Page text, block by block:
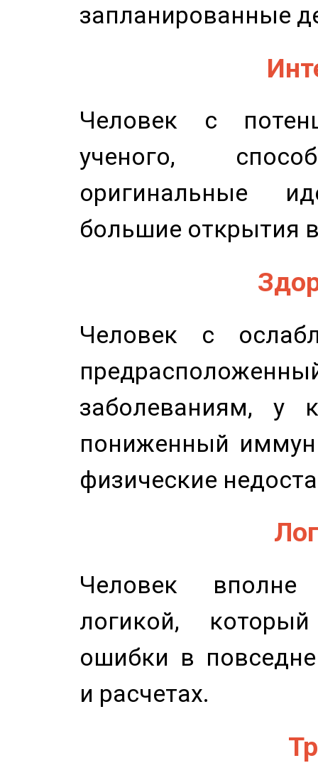
запланированные
Человек с
ученого,
оригинальные
большие открытия
Человек с
заболеваниям, у
пониженный
физические
Человек
логикой,
ошибки в
и расчетах.